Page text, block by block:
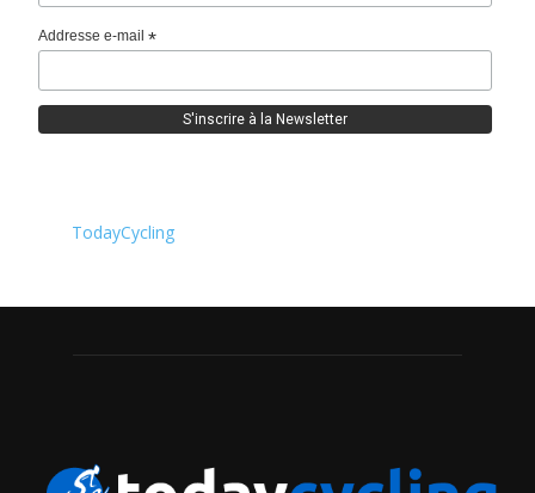
Addresse e-mail*
TodayCycling